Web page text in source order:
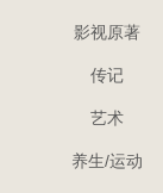
影视原著
传记
艺术
养生/运动